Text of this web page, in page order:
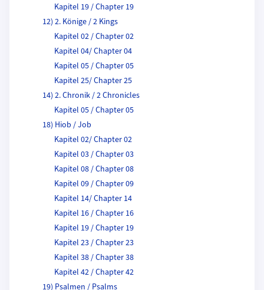
Kapitel 19 / Chapter 19
12) 2. Könige / 2 Kings
Kapitel 02 / Chapter 02
Kapitel 04/ Chapter 04
Kapitel 05 / Chapter 05
Kapitel 25/ Chapter 25
14) 2. Chronik / 2 Chronicles
Kapitel 05 / Chapter 05
18) Hiob / Job
Kapitel 02/ Chapter 02
Kapitel 03 / Chapter 03
Kapitel 08 / Chapter 08
Kapitel 09 / Chapter 09
Kapitel 14/ Chapter 14
Kapitel 16 / Chapter 16
Kapitel 19 / Chapter 19
Kapitel 23 / Chapter 23
Kapitel 38 / Chapter 38
Kapitel 42 / Chapter 42
19) Psalmen / Psalms